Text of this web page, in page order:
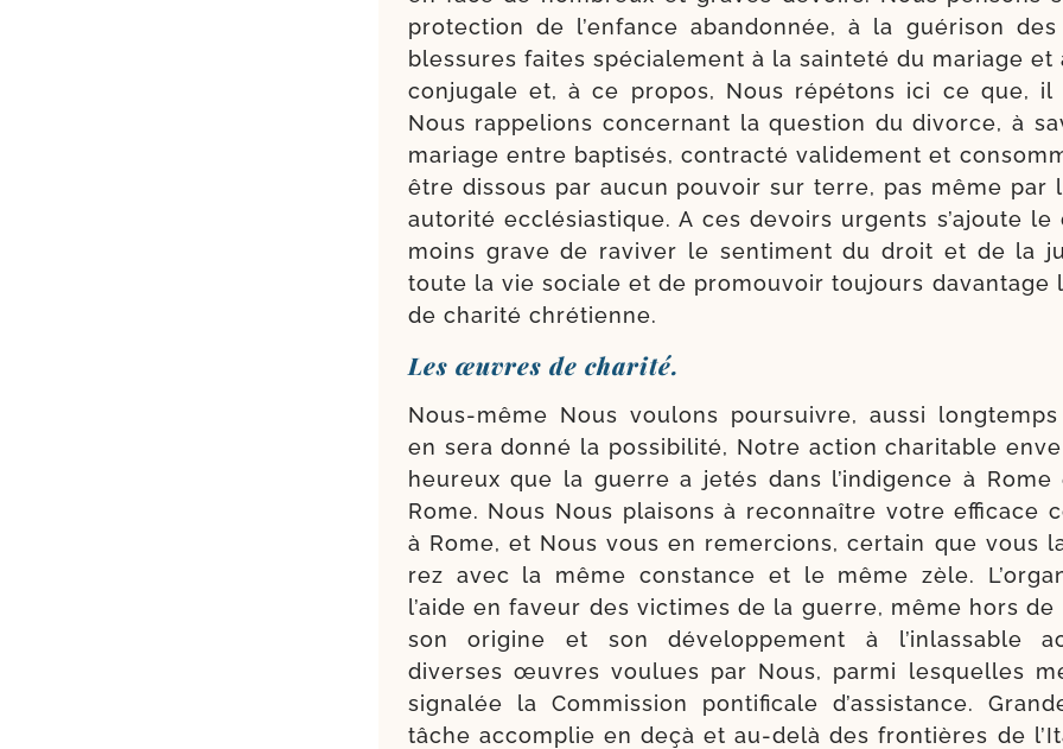
pro­tec­tion de l’enfance aban­don­née, à la gué­ri­son
bles­sures faites spé­cia­le­ment à la sain­te­té du mariage et
conju­gale et, à ce pro­pos, Nous répé­tons ici ce que,
Nous rap­pe­lions concer­nant la ques­tion du divorce, à
mariage entre bap­ti­sés, contrac­té vali­de­ment et
être dis­sous par aucun pou­voir sur terre, pas même par
auto­ri­té ecclé­sias­tique. A ces devoirs urgents s’ajoute
moins grave de ravi­ver le sen­ti­ment du droit et de la
toute la vie sociale et de pro­mou­voir tou­jours
de cha­ri­té chrétienne.
Les œuvres de charité.
Nous-​même Nous vou­lons pour­suivre, aus­si long­temps
en sera don­né la pos­si­bi­li­té, Notre action cha­ri­table
heureux que la guerre a jetés dans l’indigence à
Rome. Nous Nous plai­sons à recon­naître votre effi­cace
à Rome, et Nous vous en remer­cions, cer­tain que vous
rez avec la même constance et le même zèle.
l’aide en faveur des vic­times de la guerre, même hors de
son ori­gine et son déve­lop­pe­ment à l’inlassable
diverses œuvres vou­lues par Nous, par­mi les­quelles
signa­lée la Commission pon­ti­fi­cale d’assistance.
tâche accom­plie en deçà et au-​delà des fron­tières de